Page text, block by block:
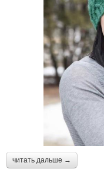
читать дальше →